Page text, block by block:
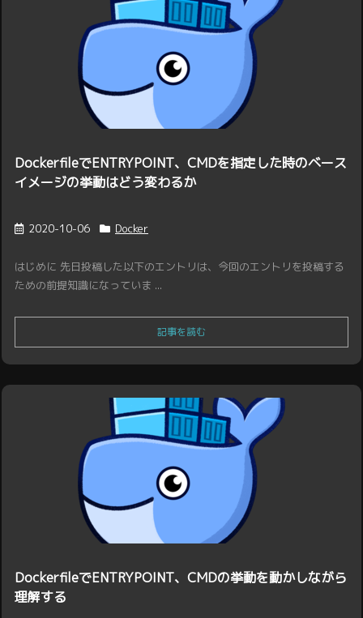
DockerfileでENTRYPOINT、CMDを指定した時のベース
イメージの挙動はどう変わるか
2020-10-06 Docker
はじめに 先日投稿した以下のエントリは、今回のエントリを投稿する
ための前提知識になっていま ...
記事を読む
DockerfileでENTRYPOINT、CMDの挙動を動かしながら
理解する